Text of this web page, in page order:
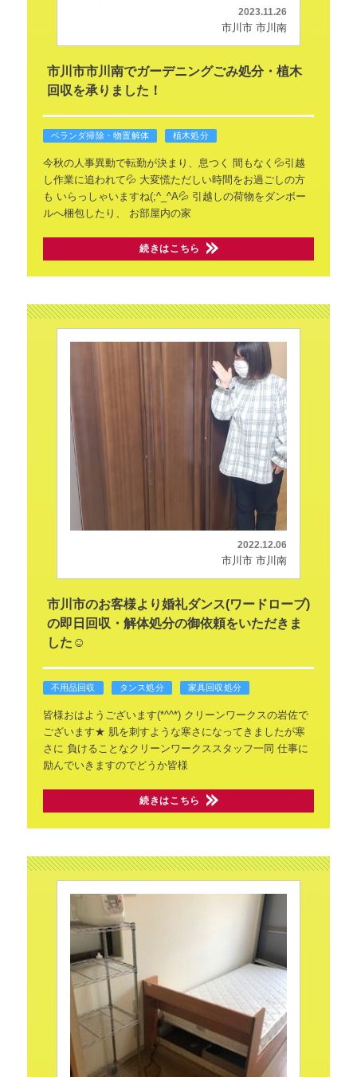
2023.11.26
市川市 市川南
市川市市川南でガーデニングごみ処分・植木
回収を承りました！
ベランダ掃除・物置解体 植木処分
今秋の人事異動で転勤が決まり、息つく
間もなく💦引越
し作業に追われて💦大変慌ただしい時間をお過ごしの方
も いらっしゃいますね(;^_^A💦 引越しの荷物をダンボー
ルへ梱包したり、
お部屋内の家
続きはこちら
2022.12.06
市川市 市川南
市川市のお客様より婚礼ダンス(ワードローブ)
の即日回収・解体処分の御依頼をいただきま
した☺️
不用品回収 タンス処分 家具回収処分
皆様おはようございます(*^^*)クリーンワークスの岩佐で
ございます★ 肌を刺すような寒さになってきましたが寒
さに 負けることなクリーンワークススタッフ一同 仕事に
励んでいきますのでどうか皆様
続きはこちら